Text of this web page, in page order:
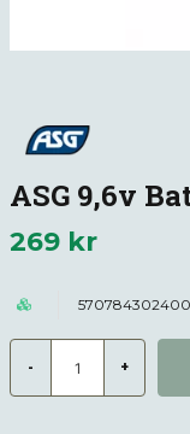
ASG 9,6v
269 kr
- +